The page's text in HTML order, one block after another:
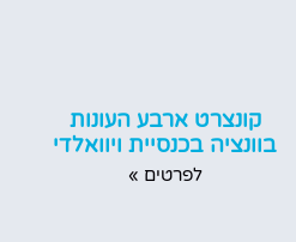
קונצרט ארבע העונות
בוונציה בכנסיית ויוואלדי
לפרטים »